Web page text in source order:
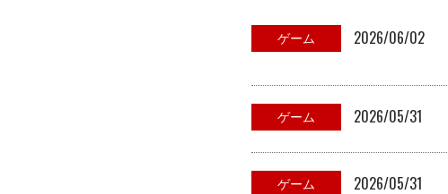
ゲーム 2026/06/02
ゲーム 2026/05/31
ゲーム 2026/05/31